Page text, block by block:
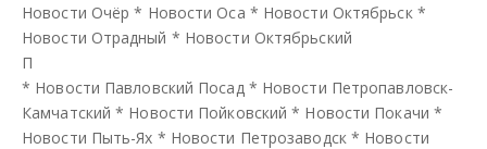
Новости Очёр * Новости Оса * Новости Октябрьск *
Новости Отрадный * Новости Октябрьский
П
* Новости Павловский Посад * Новости Петропавловск-
Камчатский * Новости Пойковский * Новости Покачи *
Новости Пыть-Ях * Новости Петрозаводск * Новости